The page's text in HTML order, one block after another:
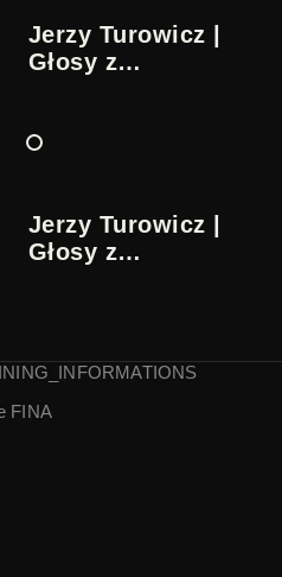
Jerzy Turowicz |
Głosy z
Jerzy Turowicz |
Głosy z
FINA